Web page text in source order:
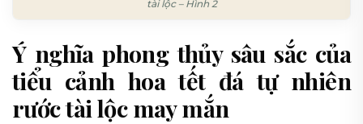
tài lộc – Hình 2
Ý nghĩa phong thủy sâu sắc của
tiểu cảnh hoa tết đá tự nhiên
rước tài lộc may mắn